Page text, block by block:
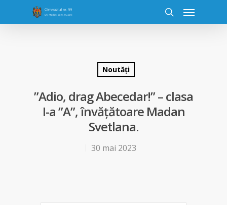
Noutăți
”Adio, drag Abecedar!” – clasa
I-a ”A”, învățătoare Madan
Svetlana.
30 mai 2023